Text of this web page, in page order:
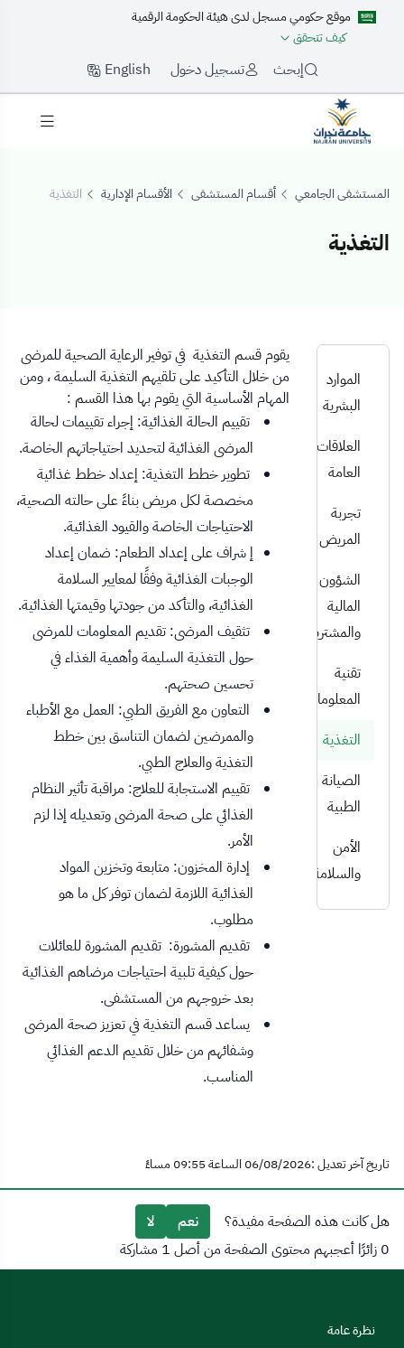
موقع حكومي مسجل لدى هيئة الحكومة الرقمية
كيف تتحقق
إبحث تسجيل دخول English
المستشفى الجامعي أقسام المستشفى الأقسام الإدارية التغذية
التغذية
التغذية
الموارد
البشرية
العلاقات
العامة
تجربة
المريض
الشؤون
المالية
والمشتريات
تقنية
المعلومات
التغذية
الصيانة
الطبية
الأمن
والسلامة
يقوم قسم التغذية في توفير الرعاية الصحية للمرضى
من خلال التأكيد على تلقيهم التغذية السليمة ، ومن
المهام الأساسية التي يقوم بها هذا القسم :
تقييم الحالة الغذائية: إجراء تقييمات لحالة
المرضى الغذائية لتحديد احتياجاتهم الخاصة.
تطوير خطط التغذية: إعداد خطط غذائية
مخصصة لكل مريض بناءً على حالته الصحية،
الاحتياجات الخاصة والقيود الغذائية.
إ شراف على إعداد الطعام: ضمان إعداد
الوجبات الغذائية وفقًا لمعايير السلامة
الغذائية، والتأكد من جودتها وقيمتها الغذائية.
تثقيف المرضى: تقديم المعلومات للمرضى
حول التغذية السليمة وأهمية الغذاء في
تحسين صحتهم.
التعاون مع الفريق الطبي: العمل مع الأطباء
والممرضين لضمان التناسق بين خطط
التغذية والعلاج الطبي.
تقييم الاستجابة للعلاج: مراقبة تأثير النظام
الغذائي على صحة المرضى وتعديله إذا لزم
الأمر.
إدارة المخزون: متابعة وتخزين المواد
الغذائية اللازمة لضمان توفر كل ما هو
مطلوب.
تقديم المشورة: تقديم المشورة للعائلات
حول كيفية تلبية احتياجات مرضاهم الغذائية
بعد خروجهم من المستشفى.
يساعد قسم التغذية في تعزيز صحة المرضى
وشفائهم من خلال تقديم الدعم الغذائي
المناسب.
تاريخ آخر تعديل :06/08/2026 الساعة 09:55 مساءً
هل كانت هذه الصفحة مفيدة؟ نعم
لا
0 زائرًا أعجبهم محتوى الصفحة من أصل 1 مشاركة
نظرة عامة